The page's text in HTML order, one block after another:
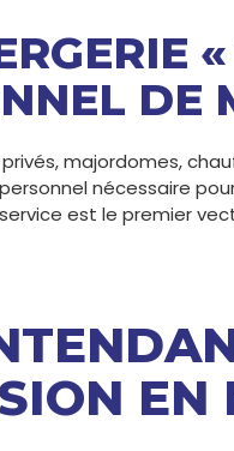
DE
majordomes,
nécessaire
est le premier